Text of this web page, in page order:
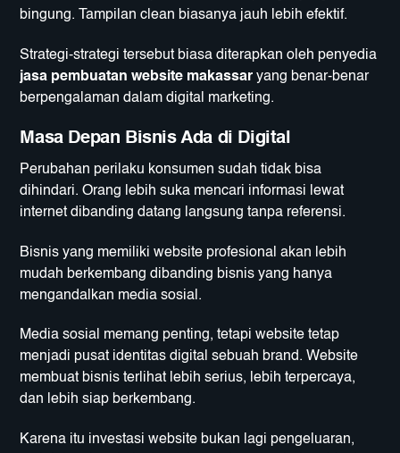
bingung. Tampilan clean biasanya jauh lebih efektif.
Strategi-strategi tersebut biasa diterapkan oleh penyedia
jasa pembuatan website makassar yang benar-benar
berpengalaman dalam digital marketing.
Masa Depan Bisnis Ada di Digital
Perubahan perilaku konsumen sudah tidak bisa
dihindari. Orang lebih suka mencari informasi lewat
internet dibanding datang langsung tanpa referensi.
Bisnis yang memiliki website profesional akan lebih
mudah berkembang dibanding bisnis yang hanya
mengandalkan media sosial.
Media sosial memang penting, tetapi website tetap
menjadi pusat identitas digital sebuah brand. Website
membuat bisnis terlihat lebih serius, lebih terpercaya,
dan lebih siap berkembang.
Karena itu investasi website bukan lagi pengeluaran,